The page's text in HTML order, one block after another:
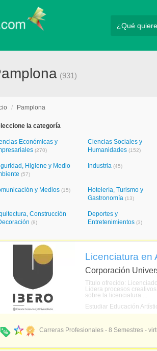
(931)
/ Pamplona
la categoría
Económicas y
(270)
Ciencias Sociales y
Humanidades (152)
Higiene y Medio
(57)
Industria (45)
y Medios (15)
Hotelería, Turismo y
Gastronomía (13)
Construcción
(8)
Deportes y
Entretenimientos (3)
Licenciatura en
Corporación
Título ofrecido:
Lidera procesos
sobre la licenciatura ...
Estudiar Educación
Carreras Profesionales - 8 Semestres -